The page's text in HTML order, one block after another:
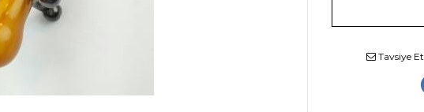
Tavsiye Et